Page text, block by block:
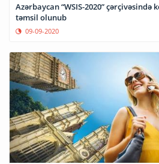
Azərbaycan “WSIS-2020”
təmsil olunub
09-09-2020